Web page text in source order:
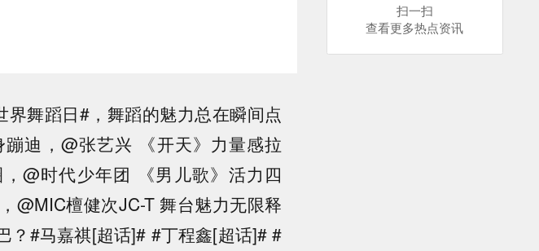
界舞蹈日#，舞蹈的魅力总在瞬间点
迪，@张艺兴 《开天》力量感拉
@时代少年团 《男儿歌》活力四
@MIC檀健次JC-T 舞台魅力无限释
#马嘉祺[超话]# #丁程鑫[超话]# #
扫一扫
查看更多热点资讯